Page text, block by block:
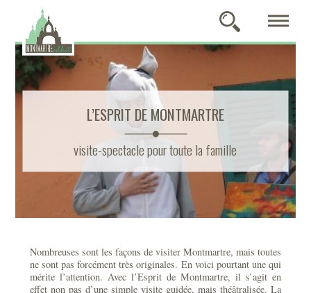
L’ESPRIT DE MONTMARTRE
visite-spectacle pour toute la famille
Nombreuses sont les façons de visiter Montmartre, mais toutes
ne sont pas forcément très originales. En voici pourtant une qui
mérite l’attention. Avec l’Esprit de Montmartre, il s’agit en
effet non pas d’une simple visite guidée, mais théâtralisée. La